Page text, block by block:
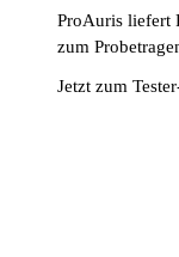
ProAuris liefert
zum
Jetzt zum